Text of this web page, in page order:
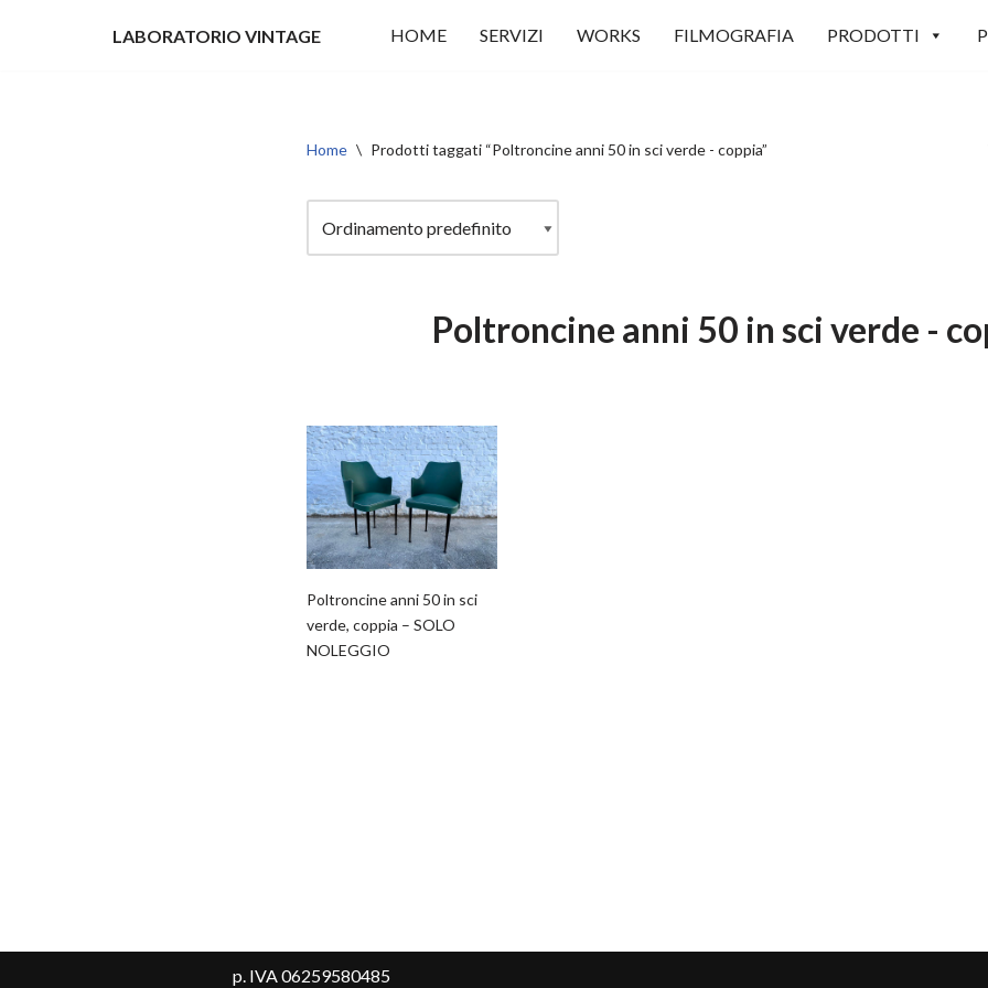
LABORATORIO VINTAGE HOME SERVIZI WORKS FILMOGRAFIA PRODOTTI
Home \ Prodotti taggati “Poltroncine anni 50 in sci verde - coppia”
Poltroncine anni 50 in sci verde -
Poltroncine anni 50 in sci
verde, coppia – SOLO
NOLEGGIO
p. IVA 06259580485